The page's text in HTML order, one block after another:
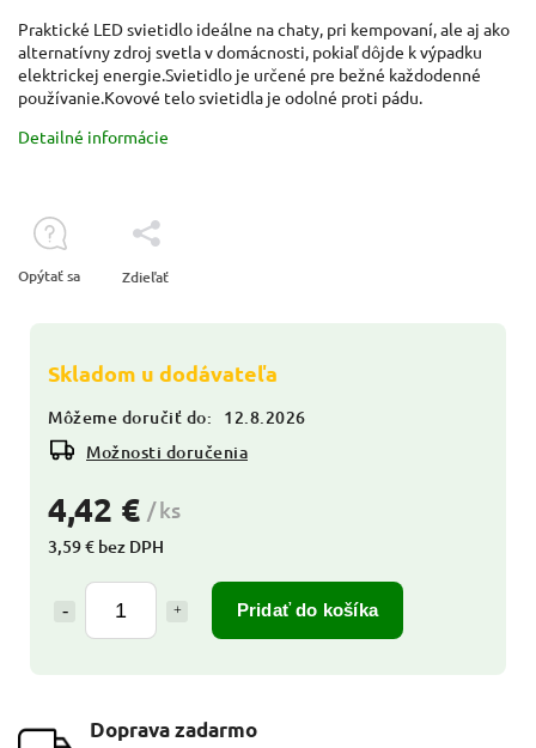
4,42 € / ks
3,59 € bez DPH
Pridať do košíka
Skladom u dodávateľa
Môžeme doručiť do:
12.8.2026
Možnosti doručenia
Praktické LED svietidlo ideálne na chaty, pri kempovaní, ale aj ako
alternatívny zdroj svetla v domácnosti, pokiaľ dôjde k výpadku
elektrickej energie.Svietidlo je určené pre bežné každodenné
používanie.Kovové telo svietidla je odolné proti pádu.
Detailné informácie
Opýtať sa Zdieľať
Doprava zadarmo